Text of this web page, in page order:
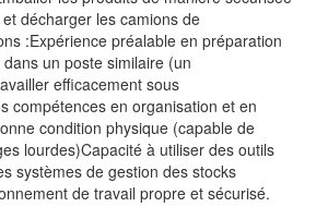
décharger les camions de
:Expérience préalable en préparation
un poste similaire (un
efficacement sous
compétences en organisation et en
condition physique (capable de
lourdes)Capacité à utiliser des outils
systèmes de gestion des stocks
de travail propre et sécurisé.